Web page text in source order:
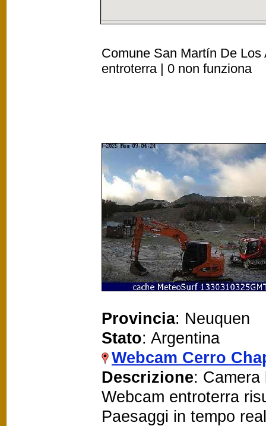
Comune San Martín De
entroterra | 0 non funziona
Provincia: Neuquen
Stato: Argentina
Webcam Cerro
Descrizione:
Webcam entroterra
Paesaggi in tempo